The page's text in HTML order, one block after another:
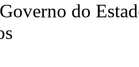
do